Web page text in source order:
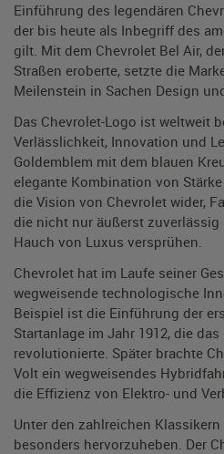
Einführung des legendären
der bis heute als Inbegriff des
gilt. Mit dem Chevrolet Bel Air,
Straßen eroberte, setzte die
Meilenstein in Sachen Design
Das Chevrolet-Logo ist weltweit
Verlässlichkeit, Innovation und
Goldemblem mit dem blauen
elegante Kombination von
die Vision von Chevrolet wider,
die nicht nur äußerst
Hauch von Luxus versprühen.
Chevrolet hat im Laufe seiner
wegweisende technologische
Beispiel ist die Einführung der
Startanlage im Jahr 1912, die
revolutionierte. Später brachte
Volt ein wegweisendes
die Effizienz von Elektro- und
Unter den zahlreichen
besonders hervorzuheben. Der